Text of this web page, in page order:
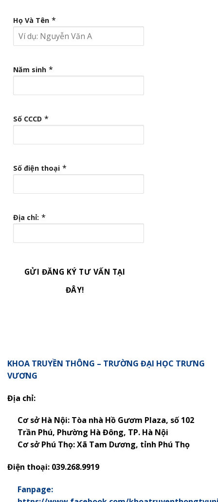
Họ Và Tên *
Năm sinh *
Số CCCD *
Số điện thoại *
Địa chỉ: *
GỬI ĐĂNG KÝ TƯ VẤN TẠI
ĐÂY!
KHOA TRUYỀN THÔNG – TRƯỜNG ĐẠI HỌC TRƯNG
VƯƠNG
Địa chỉ:
Cơ sở Hà Nội: Tòa nhà Hồ Gươm Plaza, số 102
Trần Phú, Phường Hà Đông, TP. Hà Nội
Cơ sở Phú Thọ:Xã Tam Dương, tỉnh Phú Thọ
Điện thoại: 039.268.9919
Fanpage: